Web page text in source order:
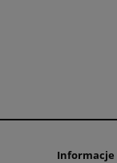
Informacje